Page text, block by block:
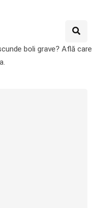
boli grave? Află care